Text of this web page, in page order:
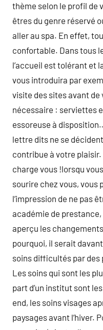
thème selon le profil de
êtres du genre réservé
aller au spa. En effet,
confortable. Dans tous
l’accueil est tolérant et
vous introduira par
visite des sites avant
nécessaire : serviettes
essoreuse à
lettre dits ne se
contribue à votre
charge vous !lorsqu
sourire chez vous, vous
l’impression de ne pas
académie de prestance,
aperçu les
pourquoi, il serait
soins difficultés par
Les soins qui sont les
part d’un institut sont
end, les soins visages
paysages avant l’hiver.